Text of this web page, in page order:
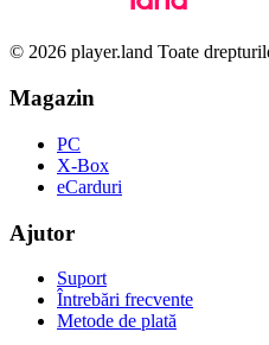
© 2026 player.land Toate
Magazin
PC
X-Box
eCarduri
Ajutor
Suport
Întrebări frecvente
Metode de plată